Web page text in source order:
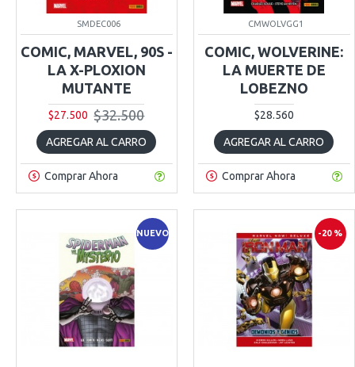
SMDEC006
COMIC, MARVEL, 90S -
LA X-PLOXION
MUTANTE
$27.500 $32.500
AGREGAR AL CARRO
Comprar Ahora
CMWOLVGG1
COMIC, WOLVERINE:
LA MUERTE DE
LOBEZNO
$28.560
AGREGAR AL CARRO
Comprar Ahora
NUEVO -20 %